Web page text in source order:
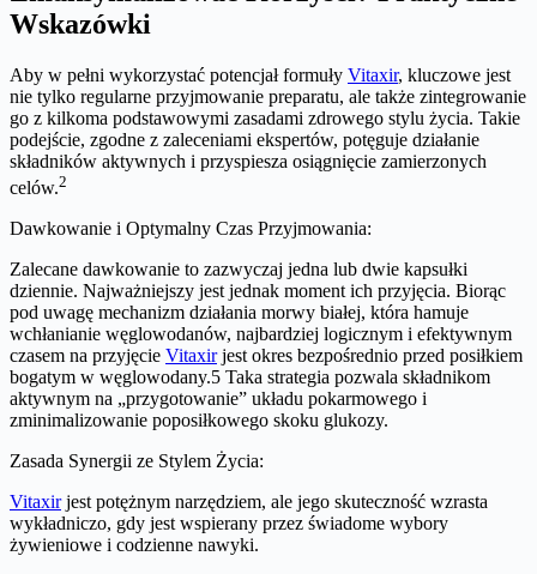
Wskazówki
Aby w pełni wykorzystać potencjał formuły Vitaxir, kluczowe jest
nie tylko regularne przyjmowanie preparatu, ale także zintegrowanie
go z kilkoma podstawowymi zasadami zdrowego stylu życia. Takie
podejście, zgodne z zaleceniami ekspertów, potęguje działanie
składników aktywnych i przyspiesza osiągnięcie zamierzonych
celów.2
Dawkowanie i Optymalny Czas Przyjmowania:
Zalecane dawkowanie to zazwyczaj jedna lub dwie kapsułki
dziennie. Najważniejszy jest jednak moment ich przyjęcia. Biorąc
pod uwagę mechanizm działania morwy białej, która hamuje
wchłanianie węglowodanów, najbardziej logicznym i efektywnym
czasem na przyjęcie Vitaxirjest okres bezpośrednio przed posiłkiem
bogatym w węglowodany.5 Taka strategia pozwala składnikom
aktywnym na „przygotowanie” układu pokarmowego i
zminimalizowanie poposiłkowego skoku glukozy.
Zasada Synergii ze Stylem Życia:
Vitaxirjest potężnym narzędziem, ale jego skuteczność wzrasta
wykładniczo, gdy jest wspierany przez świadome wybory
żywieniowe i codzienne nawyki.